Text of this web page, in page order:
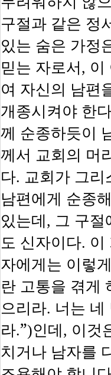
구절과 같은 정
있는 숨은 가정
믿는 자로서, 이
여 자신의 남편
개종시켜야 한
께 순종하듯이
께서 교회의 머
다. 교회가 그리
남편에게 순종
있는데, 그 구절
도 신자이다. 이
자에게는 이렇게
란 고통을 겪게
으리라. 너는 네
라.”)인데, 이것
치거나 남자를